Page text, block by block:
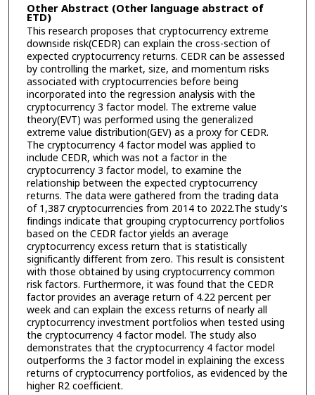
Other Abstract (Other language abstract of
ETD)
This research proposes that cryptocurrency extreme
downside risk(CEDR) can explain the cross-section of
expected cryptocurrency returns. CEDR can be assessed
by controlling the market, size, and momentum risks
associated with cryptocurrencies before being
incorporated into the regression analysis with the
cryptocurrency 3 factor model. The extreme value
theory(EVT) was performed using the generalized
extreme value distribution(GEV) as a proxy for CEDR.
The cryptocurrency 4 factor model was applied to
include CEDR, which was not a factor in the
cryptocurrency 3 factor model, to examine the
relationship between the expected cryptocurrency
returns. The data were gathered from the trading data
of 1,387 cryptocurrencies from 2014 to 2022.The study's
findings indicate that grouping cryptocurrency portfolios
based on the CEDR factor yields an average
cryptocurrency excess return that is statistically
significantly different from zero. This result is consistent
with those obtained by using cryptocurrency common
risk factors. Furthermore, it was found that the CEDR
factor provides an average return of 4.22 percent per
week and can explain the excess returns of nearly all
cryptocurrency investment portfolios when tested using
the cryptocurrency 4 factor model. The study also
demonstrates that the cryptocurrency 4 factor model
outperforms the 3 factor model in explaining the excess
returns of cryptocurrency portfolios, as evidenced by the
higher R2 coefficient.